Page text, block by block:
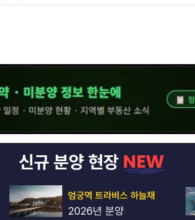
신규 분양 현장 NEW
엄궁역 트라비스 하늘채
2026년 분양